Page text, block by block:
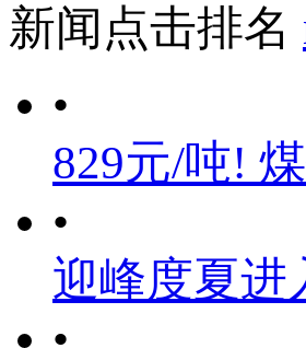
新闻点击排名
•
829元/吨!
•
迎峰度夏进